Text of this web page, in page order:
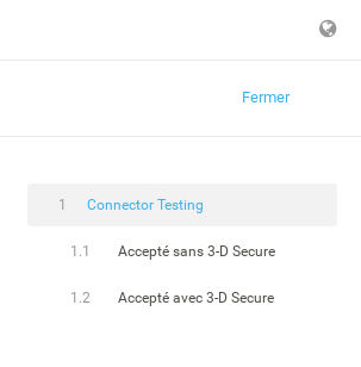
Fermer
1 Connector Testing
1.1 Accepté sans 3-D Secure
1.2 Accepté avec 3-D Secure